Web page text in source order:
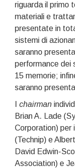
riguarda il primo
materiali e
presentate in
sistemi di
saranno
performance dei
15 memorie;
saranno
chairman
Brian A. Lade
Corporation) per
(Technip) e
David Edwin-
Association) e